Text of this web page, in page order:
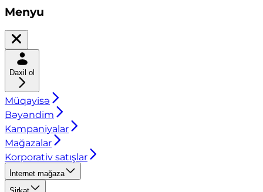
Menyu
Daxil ol
Müqayisə
Bəyəndim
Kampaniyalar
Mağazalar
Korporativ satışlar
İnternet mağaza